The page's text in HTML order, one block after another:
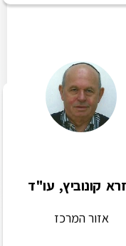
קונוביץ, עו"ד
אזור המרכז